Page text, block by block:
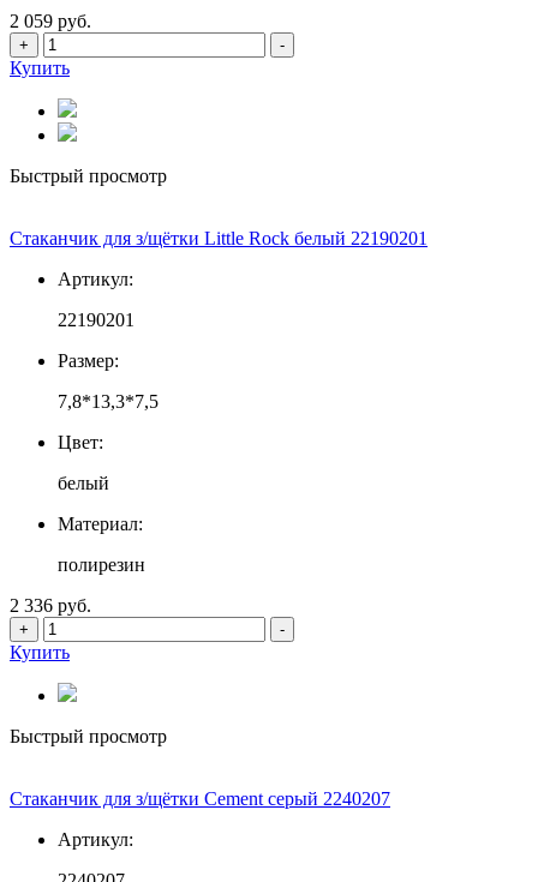
2 059 руб.
+ -
Купить
Быстрый просмотр
Стаканчик для з/щётки Little Rock белый 22190201
Артикул:
22190201
Размер:
7,8*13,3*7,5
Цвет:
белый
Материал:
полирезин
2 336 руб.
+ -
Купить
Быстрый просмотр
Стаканчик для з/щётки Cement серый 2240207
Артикул: